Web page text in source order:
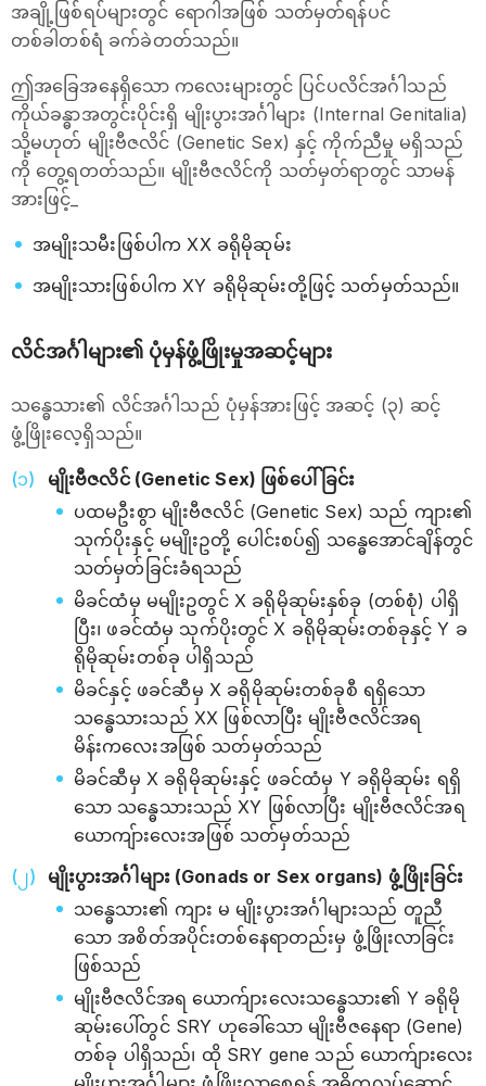
အချို့ဖြစ်ရပ်များတွင် ရောဂါအဖြစ် သတ်မှတ်ရန်ပင်
တစ်ခါတစ်ရံ ခက်ခဲတတ်သည်။
ဤအခြေအနေရှိသော ကလေးများတွင် ပြင်ပလိင်အင်္ဂါသည်
ကိုယ်ခန္ဓာအတွင်းပိုင်းရှိ မျိုးပွားအင်္ဂါများ (Internal Genitalia)
သို့မဟုတ် မျိုးဗီဇလိင် (Genetic Sex) နှင့် ကိုက်ညီမှု မရှိသည်
ကို တွေ့ရတတ်သည်။ မျိုးဗီဇလိင်ကို သတ်မှတ်ရာတွင် သာမန်
အားဖြင့်_
အမျိုးသမီးဖြစ်ပါက XX ခရိုမိုဆုမ်း
အမျိုးသားဖြစ်ပါက XY ခရိုမိုဆုမ်းတို့ဖြင့် သတ်မှတ်သည်။
လိင်အင်္ဂါများ၏ ပုံမှန်ဖွံ့ဖြိုးမှုအဆင့်များ
သန္ဓေသား၏ လိင်အင်္ဂါသည် ပုံမှန်အားဖြင့် အဆင့် (၃) ဆင့်
ဖွံ့ဖြိုးလေ့ရှိသည်။
မျိုးဗီဇလိင် (Genetic Sex) ဖြစ်ပေါ်ခြင်း
ပထမဦးစွာ မျိုးဗီဇလိင် (Genetic Sex) သည် ကျား၏
သုက်ပိုးနှင့် မမျိုးဥတို့ ပေါင်းစပ်၍ သန္ဓေအောင်ချိန်တွင်
သတ်မှတ်ခြင်းခံရသည်
မိခင်ထံမှ မမျိုးဥတွင် X ခရိုမိုဆုမ်းနှစ်ခု (တစ်စုံ) ပါရှိ
ပြီး၊ ဖခင်ထံမှ သုက်ပိုးတွင် X ခရိုမိုဆုမ်းတစ်ခုနှင့် Y ခ
ရိုမိုဆုမ်းတစ်ခု ပါရှိသည်
မိခင်နှင့် ဖခင်ဆီမှ X ခရိုမိုဆုမ်းတစ်ခုစီ ရရှိသော
သန္ဓေသားသည် XX ဖြစ်လာပြီး မျိုးဗီဇလိင်အရ
မိန်းကလေးအဖြစ် သတ်မှတ်သည်
မိခင်ဆီမှ X ခရိုမိုဆုမ်းနှင့် ဖခင်ထံမှ Y ခရိုမိုဆုမ်း ရရှိ
သော သန္ဓေသားသည် XY ဖြစ်လာပြီး မျိုးဗီဇလိင်အရ
ယောကျ်ားလေးအဖြစ် သတ်မှတ်သည်
မျိုးပွားအင်္ဂါများ (Gonads or Sex organs) ဖွံ့ဖြိုးခြင်း
သန္ဓေသား၏ ကျား မ မျိုးပွားအင်္ဂါများသည် တူညီ
သော အစိတ်အပိုင်းတစ်နေရာတည်းမှ ဖွံ့ဖြိုးလာခြင်း
ဖြစ်သည်
မျိုးဗီဇလိင်အရ ယောက်ျားလေးသန္ဓေသား၏ Y ခရိုမို
ဆုမ်းပေါ်တွင် SRY ဟုခေါ်သော မျိုးဗီဇနေရာ (Gene)
တစ်ခု ပါရှိသည်၊ ထို SRY gene သည် ‌ယောက်ျားလေး